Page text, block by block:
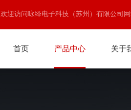
欢迎访问咏绎电子科技（苏州）有限公司
首页 产品中心 关于